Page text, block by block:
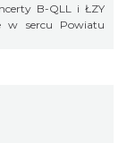
B-QLL i ŁZY
w sercu Powiatu